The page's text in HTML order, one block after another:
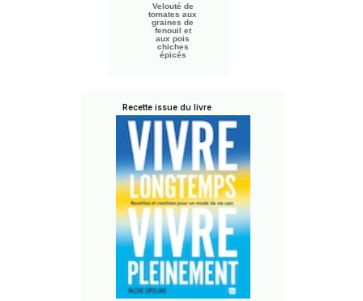
Velouté de
tomates aux
graines de
fenouil et
aux pois
chiches
épicés
Recette issue du livre